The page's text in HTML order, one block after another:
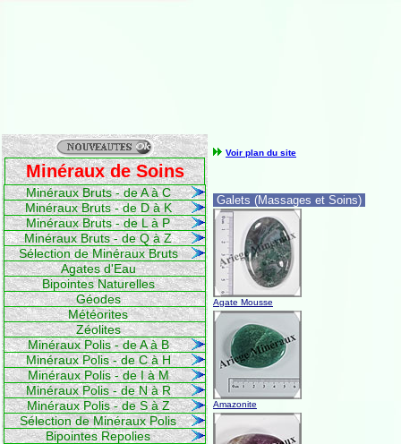
Minéraux de Soins
Minéraux Bruts - de A à C
Minéraux Bruts - de D à K
Minéraux Bruts - de L à P
Minéraux Bruts - de Q à Z
Sélection de Minéraux Bruts
Agates d'Eau
Bipointes Naturelles
Géodes
Météorites
Zéolites
Minéraux Polis - de A à B
Minéraux Polis - de C à H
Minéraux Polis - de I à M
Minéraux Polis - de N à R
Minéraux Polis - de S à Z
Sélection de Minéraux Polis
Bipointes Repolies
Voir plan du site
Galets (Massages et Soins)
Agate Mousse
Amazonite